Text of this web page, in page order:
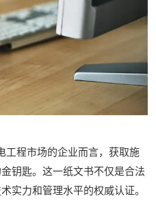
程市场的企业而言，获取施
钥匙。这一纸文书不仅是合法
实力和管理水平的权威认证。